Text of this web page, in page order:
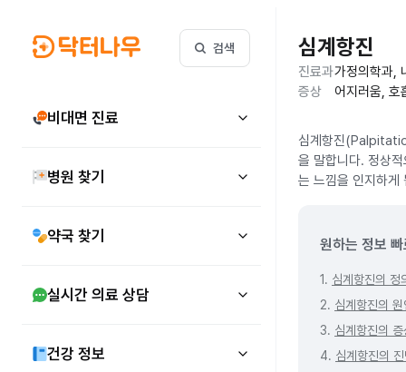
검색
비대면 진료
병원 찾기
약국 찾기
실시간 의료 상담
건강 정보
심계항진
진료과가정의학과,
증상
어지러움, 호
심계항진
을 말합니다. 정상
는 느낌을 인지하게
원하는 정보
1. 심계항진의 정
2. 심계항진의 원
3. 심계항진의 증
4. 심계항진의